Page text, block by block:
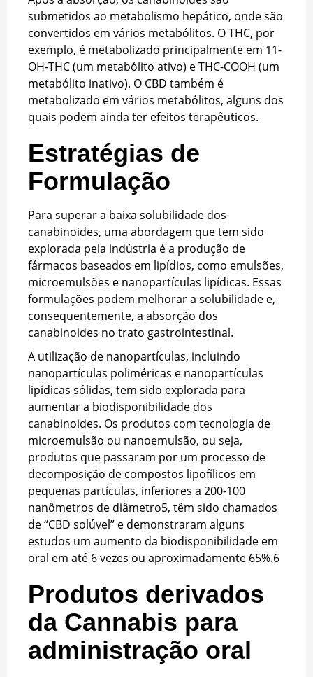
submetidos ao metabolismo hepático, onde são
convertidos em vários metabólitos. O THC, por
exemplo, é metabolizado principalmente em 11-
OH-THC (um metabólito ativo) e THC-COOH (um
metabólito inativo). O CBD também é
metabolizado em vários metabólitos, alguns dos
quais podem ainda ter efeitos terapêuticos.
Estratégias de
Formulação
Para superar a baixa solubilidade dos
canabinoides, uma abordagem que tem sido
explorada pela indústria é a produção de
fármacos baseados em lipídios, como emulsões,
microemulsões e nanopartículas lipídicas. Essas
formulações podem melhorar a solubilidade e,
consequentemente, a absorção dos
canabinoides no trato gastrointestinal.
A utilização de nanopartículas, incluindo
nanopartículas poliméricas e nanopartículas
lipídicas sólidas, tem sido explorada para
aumentar a biodisponibilidade dos
canabinoides. Os produtos com tecnologia de
microemulsão ou nanoemulsão, ou seja,
produtos que passaram por um processo de
decomposição de compostos lipofílicos em
pequenas partículas, inferiores a 200-100
nanômetros de diâmetro5, têm sido chamados
de “CBD solúvel” e demonstraram alguns
estudos um aumento da biodisponibilidade em
oral em até 6 vezes ou aproximadamente 65%.6
Produtos derivados
da Cannabis para
administração oral